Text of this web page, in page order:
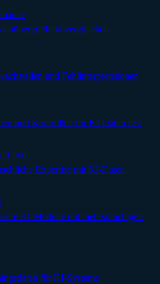
vergleichen
und Fehlinterpretationen
und Kontrollen für KI-Daten fest
Layer
Expertise mit KI-Daten
KI-Modelle mit mehrsprachigen
für KI-Systeme